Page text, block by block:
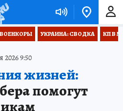
ВОЕНКОРЫ УКРАИНА: СВОДКА КП В
9:50
жизней:
помогут